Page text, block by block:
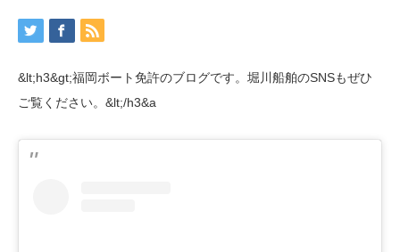
&lt;h3&gt;福岡ボート免許のブログです。堀川船舶のSNSもぜひ
ご覧ください。&lt;/h3&a